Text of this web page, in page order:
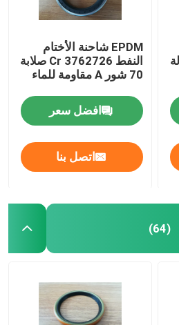
EPDM شاحنة الأختام
النفط Cr 3762726 صلابة
70 شور A مقاومة للماء
افضل سعر
اتصل بنا
(64)